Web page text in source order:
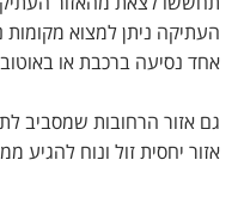
העתיקה ניתן למצוא מקומות
אחד נסיעה ברכבת או
אזור יחסית זול ונוח להגיע